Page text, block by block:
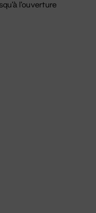
l'ouverture